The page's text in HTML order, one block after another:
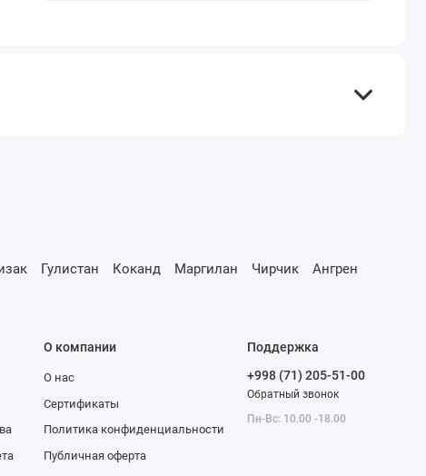
Гулистан Коканд Маргилан Чирчик
Ангрен
О компании
О нас
Сертификаты
Политика конфиденциальности
Публичная оферта
Поддержка
+998 (71) 205-51-00
Обратный звонок
Пн-Вс: 10.00 -18.00